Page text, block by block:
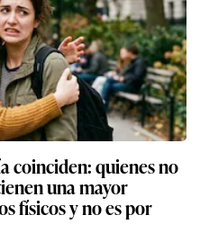
coinciden: quienes no
una mayor
físicos y no es por